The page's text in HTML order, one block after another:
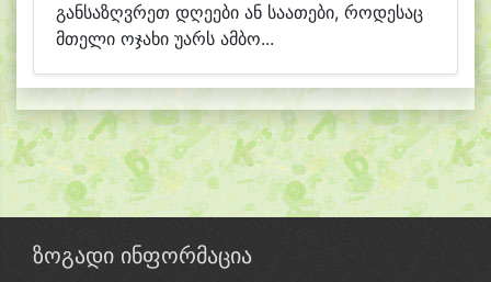
განსაზღვრეთ დღეები ან საათები, როდესაც
მთელი ოჯახი უარს ამბო...
ზოგადი ინფორმაცია